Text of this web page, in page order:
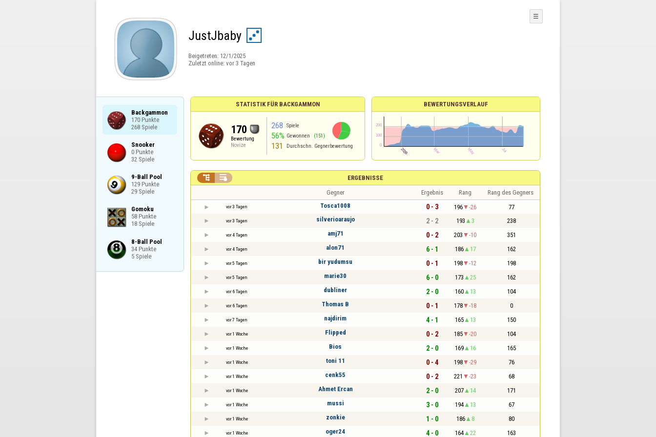
JustJbaby
Beigetreten: 12/1/2025
Zuletzt online: vor 3 Tagen
☰
Backgammon
170 Punkte
268 Spiele
Snooker
0 Punkte
32 Spiele
9-Ball Pool
129 Punkte
29 Spiele
Gomoku
58 Punkte
18 Spiele
8-Ball Pool
34 Punkte
5 Spiele
STATISTIK FÜR BACKGAMMON
170
Bewertung
Novize
268 Spiele
56% Gewonnen (151)
131 Durchschn. Gegnerbewertung
BEWERTUNGSVERLAUF
ERGEBNISSE
 
Gegner Ergebnis Rang Rang des Gegners
vor 3 Tagen Tosca1008 0 - 3 196 -26 77
vor 3 Tagen silverioaraujo 2 - 2 193 3 238
vor 4 Tagen amj71 0 - 2 203 -10 351
vor 4 Tagen alon71 6 - 1 186 17 162
vor 5 Tagen bir yudumsu 0 - 1 198 -12 198
vor 5 Tagen marie30 6 - 0 173 25 162
vor 6 Tagen dubliner 2 - 0 160 13 104
vor 6 Tagen Thomas B 0 - 1 178 -18 0
vor 7 Tagen najdirim 4 - 1 165 13 150
vor 1 Woche Flipped 0 - 2 185 -20 104
vor 1 Woche Bios 2 - 0 169 16 165
vor 1 Woche toni 11 0 - 4 198 -29 76
vor 1 Woche cenk55 0 - 2 221 -23 68
vor 1 Woche Ahmet Ercan 2 - 0 207 14 171
vor 1 Woche mussi 3 - 0 194 13 67
vor 1 Woche zonkie 1 - 0 186 8 80
vor 1 Woche oger24 4 - 0 164 22 163